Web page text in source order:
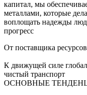
капитал, мы
металлами, которые
воплощать надежды
прогресс
От поставщика ресурсов
К движущей силе
чистый транспорт
ОСНОВНЫЕ